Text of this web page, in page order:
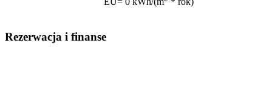
Rezerwacja i finanse